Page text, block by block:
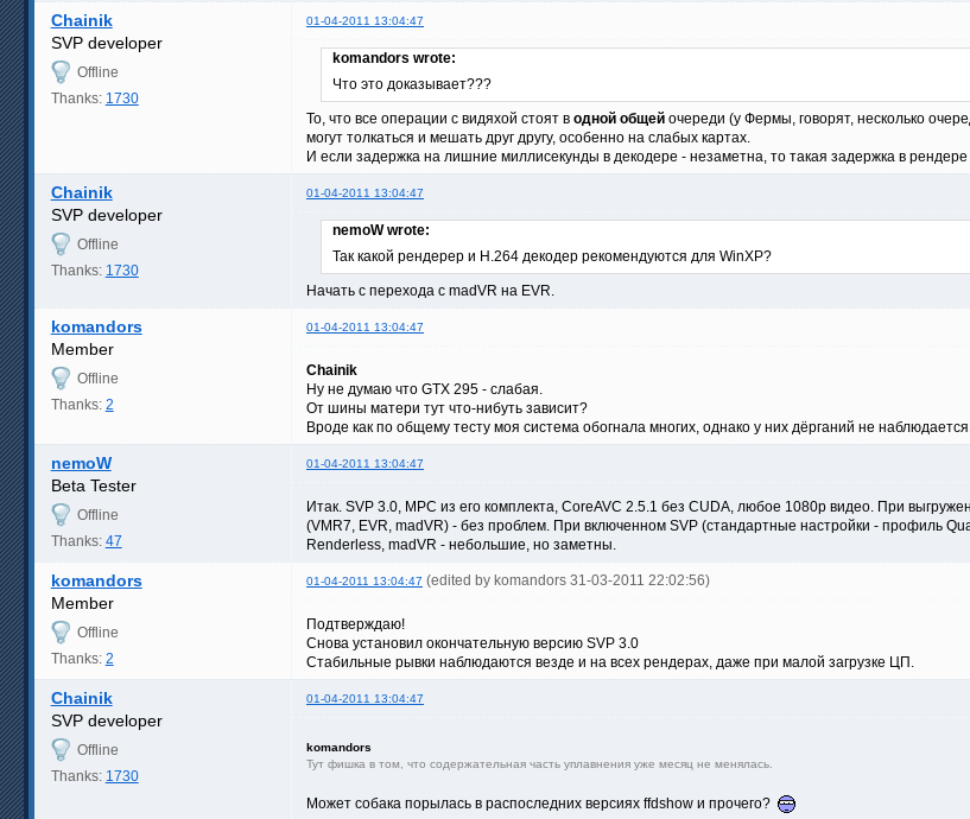
Chainik 01-04-2011 13:04:47
SVP developer
Offline
Thanks: 1730
komandors wrote:
Что это доказывает???
То, что все операции с видяхой стоят в одной общей очереди (у Фермы, говорят, несколько
могут толкаться и мешать друг другу, особенно на слабых картах.
И если задержка на лишние миллисекунды в декодере - незаметна, то такая задержка в рендере
Chainik 01-04-2011 13:04:47
SVP developer
Offline
Thanks: 1730
nemoW wrote:
Так какой рендерер и H.264 декодер рекомендуются для WinXP?
Начать с перехода с madVR на EVR.
komandors 01-04-2011 13:04:47
Member
Offline
Thanks: 2
Chainik
Ну не думаю что GTX 295 - слабая.
От шины матери тут что-нибуть зависит?
Вроде как по общему тесту моя система обогнала многих, однако у них дёрганий не
nemoW 01-04-2011 13:04:47
Beta Tester
Offline
Thanks: 47
Итак. SVP 3.0, MPC из его комплекта, CoreAVC 2.5.1 без CUDA, любое 1080p видео. При
(VMR7, EVR, madVR) - без проблем. При включенном SVP (стандартные настройки - профиль
Renderless, madVR - небольшие, но заметны.
komandors 01-04-2011 13:04:47 (edited by komandors 31-03-2011 22:02:56)
Member
Offline
Thanks: 2
Подтверждаю!
Снова установил окончательную версию SVP 3.0
Стабильные рывки наблюдаются везде и на всех рендерах, даже при малой загрузке ЦП.
Chainik 01-04-2011 13:04:47
SVP developer
Offline
Thanks: 1730
komandors
Тут фишка в том, что содержательная часть уплавнения уже месяц не менялась.
Может собака порылась в распоследних версиях ffdshow и прочего?